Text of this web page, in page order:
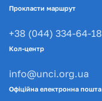
Прокласти маршрут
+38 (044) 334-64-18
Кол-центр
info@unci.org.ua
Офіційна електронна пошта